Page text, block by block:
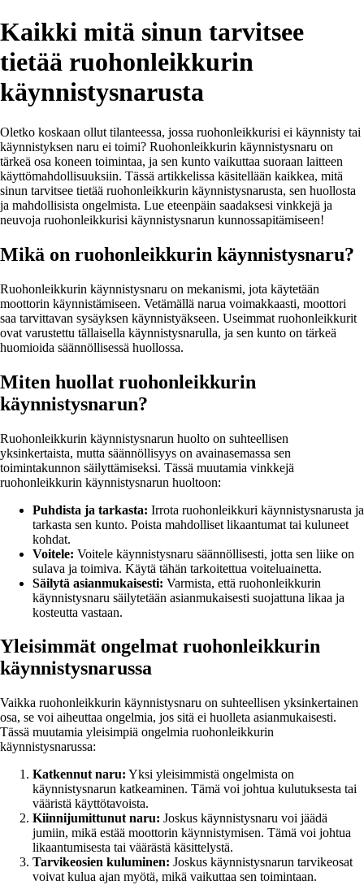
Kaikki mitä sinun tarvitsee
tietää ruohonleikkurin
käynnistysnarusta
Oletko koskaan ollut tilanteessa, jossa ruohonleikkurisi ei käynnisty tai
käynnistyksen naru ei toimi? Ruohonleikkurin käynnistysnaru on
tärkeä osa koneen toimintaa, ja sen kunto vaikuttaa suoraan laitteen
käyttömahdollisuuksiin. Tässä artikkelissa käsitellään kaikkea, mitä
sinun tarvitsee tietää ruohonleikkurin käynnistysnarusta, sen huollosta
ja mahdollisista ongelmista. Lue eteenpäin saadaksesi vinkkejä ja
neuvoja ruohonleikkurisi käynnistysnarun kunnossapitämiseen!
Mikä on ruohonleikkurin käynnistysnaru?
Ruohonleikkurin käynnistysnaru on mekanismi, jota käytetään
moottorin käynnistämiseen. Vetämällä narua voimakkaasti, moottori
saa tarvittavan sysäyksen käynnistyäkseen. Useimmat ruohonleikkurit
ovat varustettu tällaisella käynnistysnarulla, ja sen kunto on tärkeä
huomioida säännöllisessä huollossa.
Miten huollat ruohonleikkurin
käynnistysnarun?
Ruohonleikkurin käynnistysnarun huolto on suhteellisen
yksinkertaista, mutta säännöllisyys on avainasemassa sen
toimintakunnon säilyttämiseksi. Tässä muutamia vinkkejä
ruohonleikkurin käynnistysnarun huoltoon:
Puhdista ja tarkasta: Irrota ruohonleikkuri käynnistysnarusta ja
tarkasta sen kunto. Poista mahdolliset likaantumat tai kuluneet
kohdat.
Voitele: Voitele käynnistysnaru säännöllisesti, jotta sen liike on
sulava ja toimiva. Käytä tähän tarkoitettua voiteluainetta.
Säilytä asianmukaisesti: Varmista, että ruohonleikkurin
käynnistysnaru säilytetään asianmukaisesti suojattuna likaa ja
kosteutta vastaan.
Yleisimmät ongelmat ruohonleikkurin
käynnistysnarussa
Vaikka ruohonleikkurin käynnistysnaru on suhteellisen yksinkertainen
osa, se voi aiheuttaa ongelmia, jos sitä ei huolleta asianmukaisesti.
Tässä muutamia yleisimpiä ongelmia ruohonleikkurin
käynnistysnarussa:
Katkennut naru: Yksi yleisimmistä ongelmista on
käynnistysnarun katkeaminen. Tämä voi johtua kulutuksesta tai
vääristä käyttötavoista.
Kiinnijumittunut naru: Joskus käynnistysnaru voi jäädä
jumiin, mikä estää moottorin käynnistymisen. Tämä voi johtua
likaantumisesta tai väärästä käsittelystä.
Tarvikeosien kuluminen: Joskus käynnistysnarun tarvikeosat
voivat kulua ajan myötä, mikä vaikuttaa sen toimintaan.